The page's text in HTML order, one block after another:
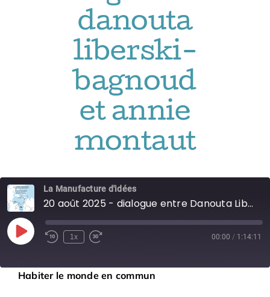
danouta
liberski-
bagnoud
et annie
montaut
La Manufacture d'idées
20 août 2025 - dialogue entre Danouta Liberski-Bagnoud et Annie Montaut
Play
Episode
1x 00:00 / 1:14:11
Habiter le monde en commun